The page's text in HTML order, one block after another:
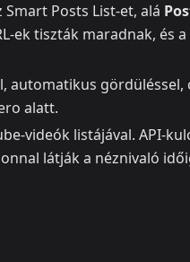
Posts List‑et, alá
tiszták maradnak, és
automatikus
alatt.
listájával.
látják a néznivaló